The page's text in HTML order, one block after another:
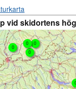
vid skidortens
0
0
0
0